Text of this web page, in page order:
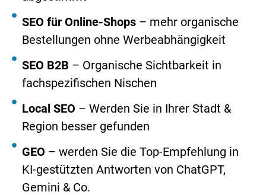
SEO für Online-Shops – mehr organische
Bestellungen ohne Werbeabhängigkeit
SEO B2B – Organische Sichtbarkeit in
fachspezifischen Nischen
Local SEO – Werden Sie in Ihrer Stadt &
Region besser gefunden
GEO – werden Sie die Top-Empfehlung in
KI-gestützten Antworten von ChatGPT,
Gemini & Co.